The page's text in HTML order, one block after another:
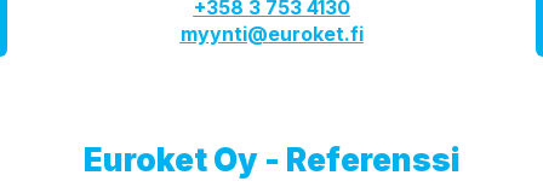
+358 3 753 4130
myynti@euroket.fi
Euroket Oy - Referenssi